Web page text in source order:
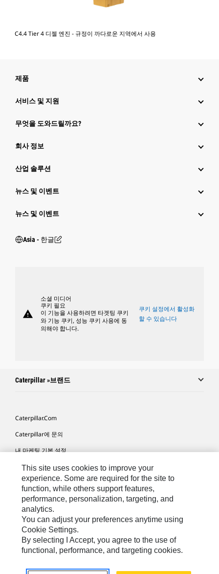
C4.4 Tier 4 디젤 엔진 - 규정이 까다로운 지역에서 사용
제품
서비스 및 지원
무엇을 도와드릴까요?
회사 정보
산업 솔루션
뉴스 및 이벤트
뉴스 및 이벤트
Asia - 한글
warning
소셜 미디어
쿠키 필요
이 기능을 사용하려면 타겟팅 쿠키
와 기능 쿠키, 성능 쿠키 사용에 동
의해야 합니다.
쿠키 설정에서 활성화
할 수 있습니다
Caterpillar »브랜드
Caterpillar.com
Caterpillar에 문의
내 마케팅 기본 설정
사이트 맵
Cookie Settings
법적 고지
개인정보취급방침
위치정보 이용약관
This site uses cookies to improve your
experience. Some are required for the site to
function, while others support features,
performance, personalization, targeting, and
analytics.
You can adjust your preferences anytime using
Cookie Settings.
By selecting I Accept, you agree to the use of
functional, performance, and targeting cookies.